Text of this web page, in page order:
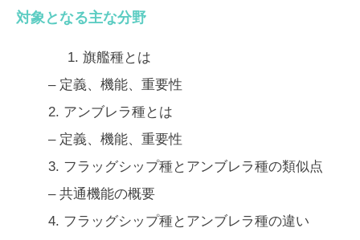
対象となる主な分野
1. 旗艦種とは
– 定義、機能、重要性
2. アンブレラ種とは
– 定義、機能、重要性
3. フラッグシップ種とアンブレラ種の類似点
– 共通機能の概要
4. フラッグシップ種とアンブレラ種の違い